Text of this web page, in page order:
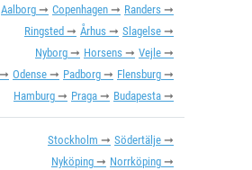
Aalborg Copenhagen
Randers
Ringsted
Århus
Slagelse
Nyborg
Horsens
Vejle
Odense Padborg
Flensburg
Hamburg
Praga Budapesta
Stockholm
Södertälje
Nyköping
Norrköping